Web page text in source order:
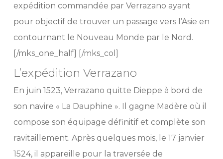
expédition commandée par Verrazano ayant
pour objectif de trouver un passage vers l’Asie en
contournant le Nouveau Monde par le Nord.
[/mks_one_half] [/mks_col]
L’expédition Verrazano
En juin 1523, Verrazano quitte Dieppe à bord de
son navire « La Dauphine ». Il gagne Madère où il
compose son équipage définitif et complète son
ravitaillement. Après quelques mois, le 17 janvier
1524, il appareille pour la traversée de